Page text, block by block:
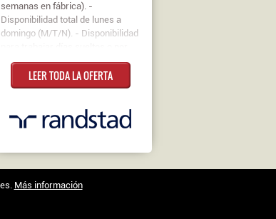
semanas en fábrica). -
Disponibilidad total de lunes a
domingo (M/T/N). - Disponibilidad
semanas, con contratos
renovables de forma continua. -
Disponer de vehículo propio para
(Coreses). Contrato: Temporal
Jornada: Completa Salario: 9,94€
LEER TODA LA OFERTA
Más información